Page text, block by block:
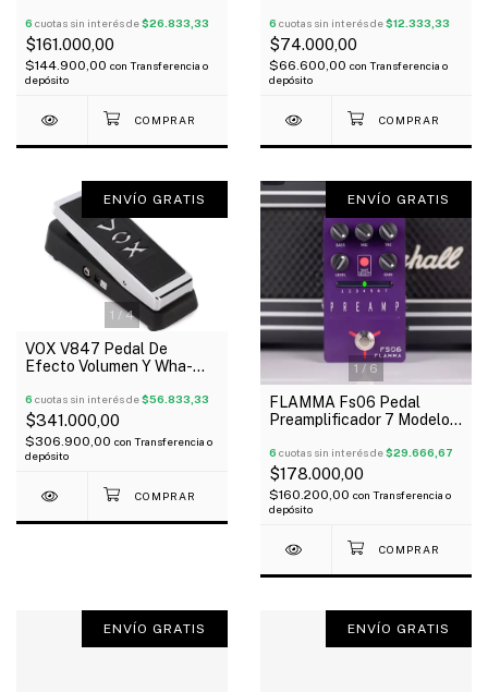
6 cuotas sin interés de$26.833,33
$161.000,00
$144.900,00 con Transferencia o
depósito
6 cuotas sin interés de$12.333,33
$74.000,00
$66.600,00 con Transferencia o
depósito
1 /4
ENVÍO GRATIS
VOX V847 Pedal De
Efecto Volumen Y Wha-
6 cuotas sin interés de$56.833,33
$341.000,00
$306.900,00 con Transferencia o
depósito
1 / 6
ENVÍO GRATIS
FLAMMA Fs06 Pedal
Preamplificador 7 Modelos
6 cuotas sin interés de$29.666,67
$178.000,00
$160.200,00 con Transferencia o
depósito
ENVÍO GRATIS ENVÍO GRATIS